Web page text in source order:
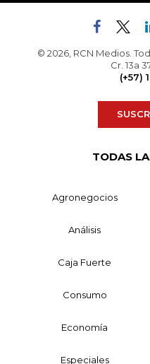
© 2026, RCN Medios.
Cr. 13a
(+57)
TODAS
Agronegocios
Análisis
Caja Fuerte
Consumo
Economía
Especiales